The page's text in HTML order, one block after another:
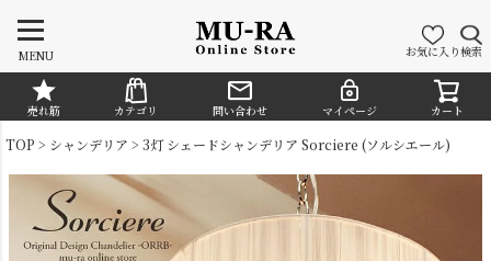
MENU お気に入り検索
CATEGORY
売れ筋 カテゴリ 問い合わせ マイページ カート
TOP シャンデリア 3灯 シェードシャンデリア Sorciere (ソルシエール)